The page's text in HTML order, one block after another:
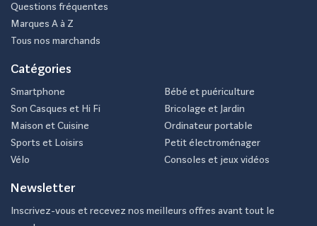
Questions fréquentes
Marques A à Z
Tous nos marchands
Catégories
Smartphone
Son Casques et Hi Fi
Maison et Cuisine
Sports et Loisirs
Vélo
Bébé et puériculture
Bricolage et Jardin
Ordinateur portable
Petit électroménager
Consoles et jeux vidéos
Newsletter
Inscrivez-vous et recevez nos meilleurs offres avant tout le